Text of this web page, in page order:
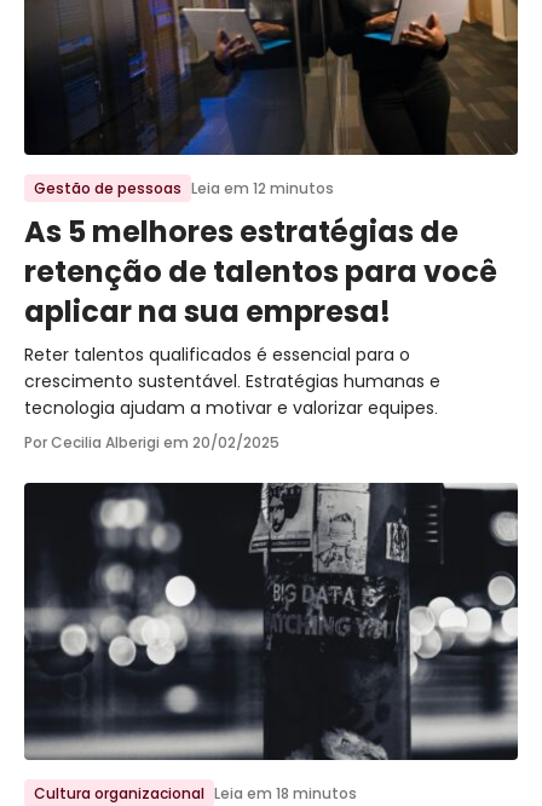
Gestão de pessoas Leia em 12 minutos
As 5 melhores estratégias de
retenção de talentos para você
aplicar na sua empresa!
Reter talentos qualificados é essencial para o
crescimento sustentável. Estratégias humanas e
tecnologia ajudam a motivar e valorizar equipes.
Por Cecilia Alberigi em 20/02/2025
Ir para o post
Cultura organizacional Leia em 18 minutos